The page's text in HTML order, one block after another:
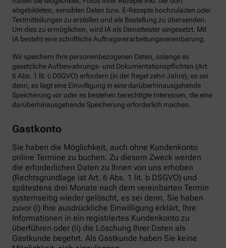
abgebildeten, sensiblen Daten bzw. E-Rezepte hochzuladen oder
Textmitteilungen zu erstellen und als Bestellung zu übersenden.
Um dies zu ermöglichen, wird IA als Dienstleister eingesetzt. Mit
IA besteht eine schriftliche Auftragsverarbeitungsvereinbarung.
Wir speichern Ihre personenbezogenen Daten, solange es
gesetzliche Aufbewahrungs- und Dokumentationspflichten (Art.
6 Abs. 1 lit. c DSGVO) erfordern (in der Regel zehn Jahre), es sei
denn, es liegt eine Einwilligung in eine darüberhinausgehende
Speicherung vor oder es bestehen berechtigte Interessen, die eine
darüberhinausgehende Speicherung erforderlich machen.
Gastkonto
Sie haben die Möglichkeit, auch ohne Kundenkonto
online Termine zu buchen. Zu diesem Zweck werden
die erforderlichen Daten zu Ihnen von uns erhoben
(Rechtsgrundlage ist Art. 6 Abs. 1 lit. b DSGVO) und
spätestens drei Monate nach dem vereinbarten Termin
systemseitig wieder gelöscht, es sei denn, Sie haben
zuvor (i) Ihre ausdrückliche Einwilligung erklärt, Ihre
Informationen in ein registriertes Kundenkonto zu
überführen oder (ii) die Löschung Ihrer Daten als
Gastkunde begehrt. Als Gastkunde haben Sie keine